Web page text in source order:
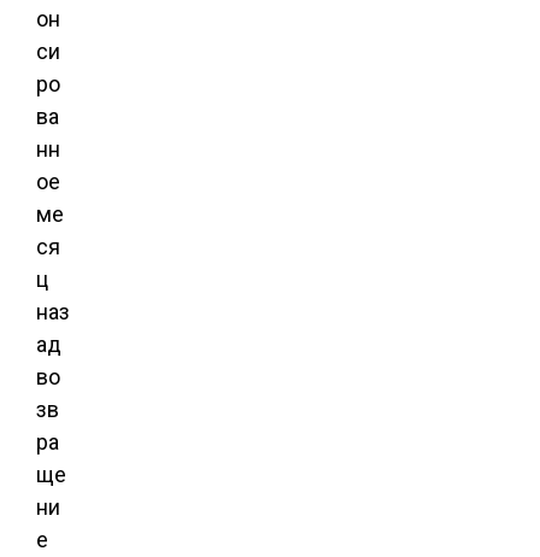
он
си
ро
ва
нн
ое
ме
ся
ц
наз
ад
во
зв
ра
ще
ни
е